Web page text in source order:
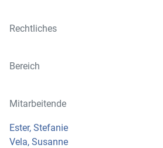
Rechtliches
Bereich
Mitarbeitende
Ester, Stefanie
Vela, Susanne